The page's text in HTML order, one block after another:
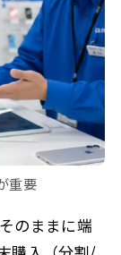
重要
のままに端